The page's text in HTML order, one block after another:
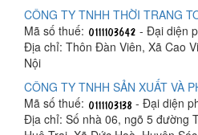
CÔNG TY TNHH THỜI TRANG
Mã số thuế:
- Đại diện
Địa chỉ: Thôn Đàn Viên, Xã Cao
Nội
CÔNG TY TNHH SẢN XUẤT VÀ
Mã số thuế:
- Đại diện
Địa chỉ: Số nhà 06, ngõ 5 đường